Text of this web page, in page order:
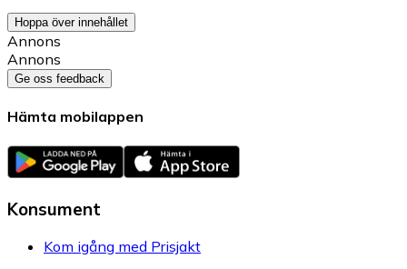
Hoppa över innehållet
Annons
Annons
Ge oss feedback
Hämta mobilappen
Konsument
Kom igång med Prisjakt